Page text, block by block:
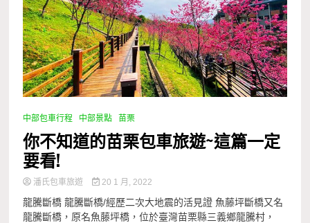
中部包車行程 中部景點 苗栗
你不知道的苗栗包車旅遊~這篇一定
要看!
潘氏包車旅遊 20 1 月, 2022
龍騰斷橋 龍騰斷橋/經歷二次大地震的活見證 魚藤坪斷橋又名
龍騰斷橋，原名魚藤坪橋，位於臺灣苗栗縣三義鄉龍騰村，